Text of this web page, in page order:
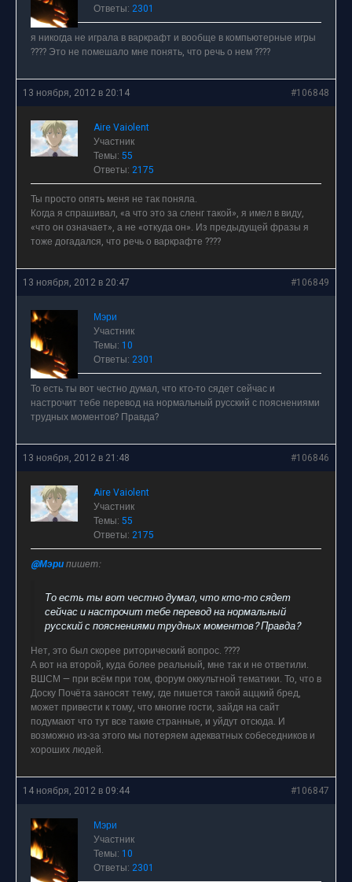
Ответы: 2301
я никогда не играла в варкрафт и вообще в компьютерные игры
???? Это не помешало мне понять, что речь о нем ????
13 ноября, 2012 в 20:14 #106848
Aire Vaiolent
Участник
Темы: 55
Ответы: 2175
Ты просто опять меня не так поняла.
Когда я спрашивал, «а что это за сленг такой», я имел в виду,
«что он означает», а не «откуда он». Из предыдущей фразы я
тоже догадался, что речь о варкрафте ????
13 ноября, 2012 в 20:47 #106849
Мэри
Участник
Темы: 10
Ответы: 2301
То есть ты вот честно думал, что кто-то сядет сейчас и
настрочит тебе перевод на нормальный русский с пояснениями
трудных моментов? Правда?
13 ноября, 2012 в 21:48 #106846
Aire Vaiolent
Участник
Темы: 55
Ответы: 2175
@Мэрипишет:
То есть ты вот честно думал, что кто-то сядет
сейчас и настрочит тебе перевод на нормальный
русский с пояснениями трудных моментов? Правда?
Нет, это был скорее риторический вопрос. ????
А вот на второй, куда более реальный, мне так и не ответили.
ВШСМ — при всём при том, форум оккультной тематики. То, что в
Доску Почёта заносят тему, где пишется такой аццкий бред,
может привести к тому, что многие гости, зайдя на сайт
подумают что тут все такие странные, и уйдут отсюда. И
возможно из-за этого мы потеряем адекватных собеседников и
хороших людей.
14 ноября, 2012 в 09:44 #106847
Мэри
Участник
Темы: 10
Ответы: 2301